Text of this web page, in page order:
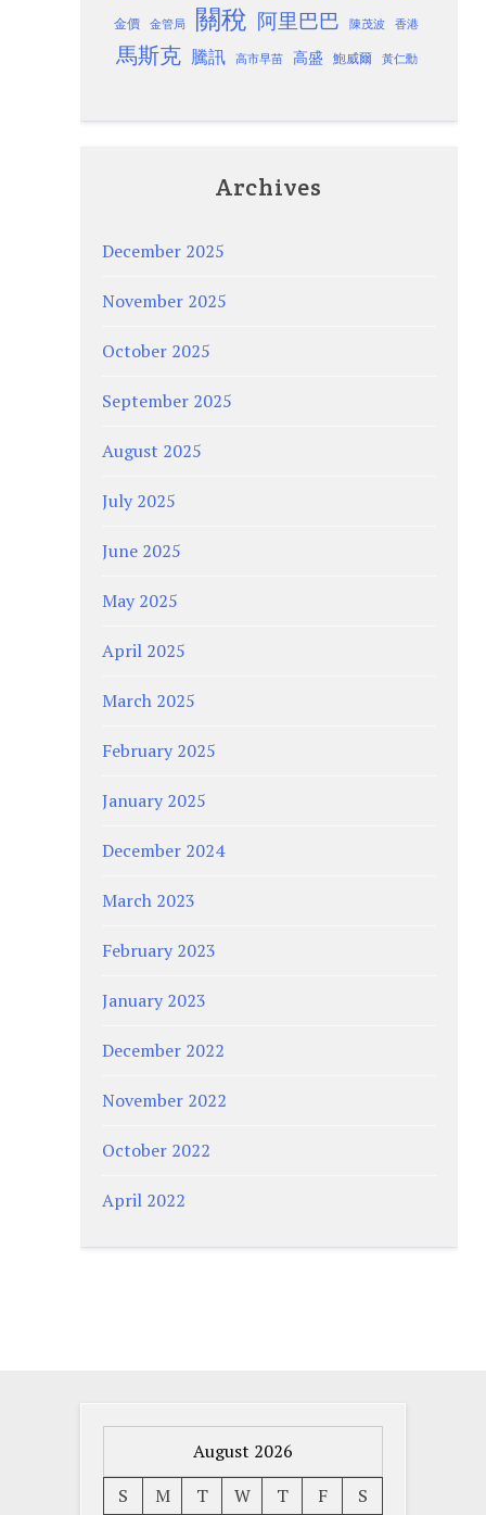
金價 金管局 關稅 阿里巴巴 陳茂波 香港
馬斯克 騰訊 高市早苗 高盛 鮑威爾 黃仁勳
Archives
December 2025
November 2025
October 2025
September 2025
August 2025
July 2025
June 2025
May 2025
April 2025
March 2025
February 2025
January 2025
December 2024
March 2023
February 2023
January 2023
December 2022
November 2022
October 2022
April 2022
August 2026
S
M T W T F S